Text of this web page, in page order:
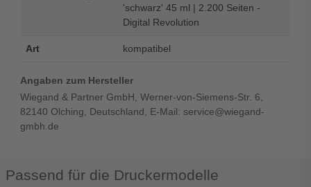
'schwarz' 45 ml | 2.200 Seiten -
Digital Revolution
Art kompatibel
Angaben zum Hersteller
Wiegand & Partner GmbH, Werner-von-Siemens-Str. 6,
82140 Olching, Deutschland, E-Mail: service@wiegand-
gmbh.de
Passend für die Druckermodelle